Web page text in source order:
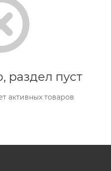
раздел пуст
активных товаров